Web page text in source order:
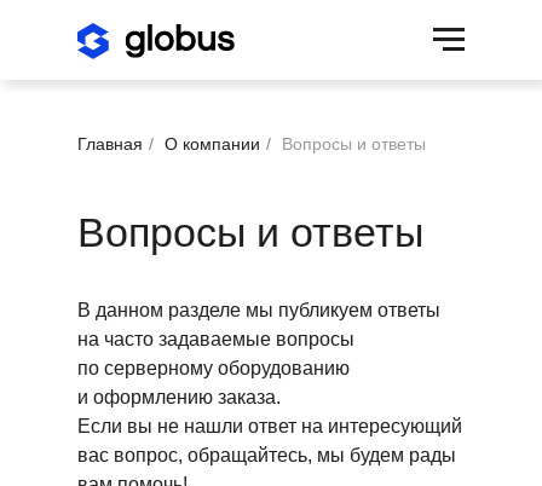
Главная / О компании / Вопросы и ответы
Вопросы и ответы
В данном разделе мы публикуем ответы
на часто задаваемые вопросы
по серверному оборудованию
и оформлению заказа.
Если вы не нашли ответ на интересующий
вас вопрос, обращайтесь, мы будем рады